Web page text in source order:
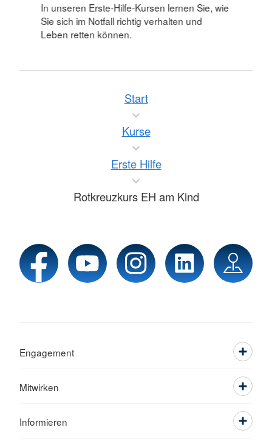
In unseren Erste-Hilfe-Kursen lernen Sie, wie
Sie sich im Notfall richtig verhalten und
Leben retten können.
Start
Kurse
Erste Hilfe
Rotkreuzkurs EH am Kind
Engagement
Mitwirken
Informieren